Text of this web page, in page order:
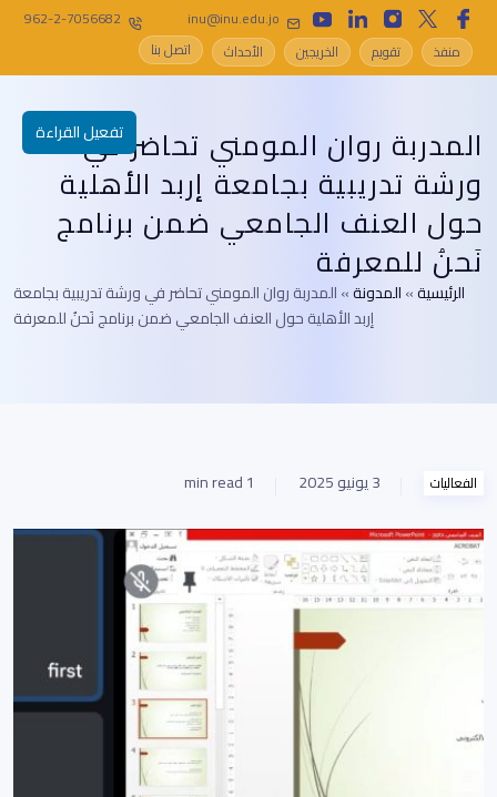
inu@inu.edu.jo
962-2-7056682
منفذ
تقويم الخريجين الأحداث اتصل بنا
المدربة روان المومني تحاضر في
ورشة تدريبية بجامعة إربد الأهلية
حول العنف الجامعي ضمن برنامج
نَحنُ للمعرفة
الرئيسية»المدونة»المدربة روان المومني تحاضر في ورشة تدريبية بجامعة
إربد الأهلية حول العنف الجامعي ضمن برنامج نَحنُ للمعرفة
الفعاليات 3 يونيو 2025 1 min read
تفعيل القراءة